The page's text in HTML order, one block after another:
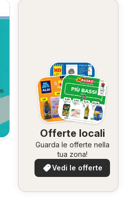
Offerte locali
Guarda le offerte nella
tua zona!
Vedi le offerte